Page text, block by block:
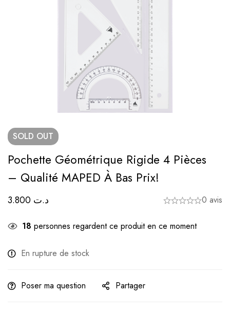
SOLD OUT
Pochette Géométrique Rigide 4 Pièces
– Qualité MAPED À Bas Prix!
د.ت 0 avis
18 personnes regardent ce produit en ce moment
En rupture de stock
Poser ma question Partager